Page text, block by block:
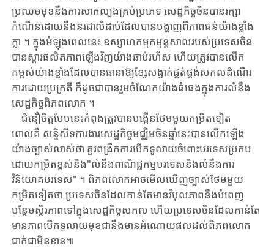
ប្រឈម​មុខ​នឹង​ការសាកល្បង​គ្រប់ប្រភេទ ​សេដ្ឋកិច្ច​ចិន​បាន​រក្សា​
កំណើន​ដោយ​នឹងនរ​ជាលំដាប់​ដែល​បាន​បង្ហាញ​ពី​ភាពធន់យ៉ាងខ្លាំង
ក្លា ​។ ​ក្នុងអំឡុងពេលនេះ ​ឧស្សាហកម្ម​កម្មន្តសាល​របស់​ប្រទេសចិន​
បាន​ស្តារ​ផលិតភាព​ឡើងវិញ​យ៉ាងឆាប់រហ័ស ​ហើយ​ត្រូវ​បាន​លើក
កម្ពស់​យ៉ាងខ្លាំង​ដែល​បាន​ធានាឱ្យខ្សែសង្វាក់ផ្គត់ផ្គង់សកល​ដំណើរ​
ការ​ដោយប្រក្រតី ​ក៏ដូចជា​បានរួមចំណែក​យ៉ាងធំធេង​ក្នុង​ការលំនឹង​
សេដ្ឋកិច្ច​ពិភពលោក ​។
ជំនឿចិត្តបែបនេះកំពុងត្រូវបានបង្កើនថែមមួយ​កម្រិតទៀត​ ​
ពោលគឺ ​សន្និសីទ​ការងារ​សេដ្ឋកិច្ច​មជ្ឈិមចិន​ឆ្នាំនេះ​បានលើកឡើង
យ៉ាងច្បាស់លាស់ថា ​គួរ​ពង្រីក​ការ​បើក​ទូលាយ​ចំពោះបរទេស​ប្រកប
ដោយកម្រិតខ្ពស់​និង​"លំនឹងពាណិជ្ជកម្ម​បរទេស​និង​លំនឹង​ការ
វិនិយោគ​បរទេស" ​។ ​ពិភពលោក​អាចមើល​ឃើញច្បាស់​ថែម​មួយ​
កម្រិត​ទៀតថា ​ប្រទេស​ចិន​ដែល​កាន់តែមានវិបុលភាព​នឹង​បំពេញ
បន្ថែម​ស្ថិរភាព​ទៅក្នុង​សេដ្ឋកិច្ច​សកល ​ហើយ​ប្រទេសចិន​ដែល​កាន់តែ​
មានភាពបើកទូលាយ​មុខជានឹងមានអំណោយផលដល់​ពិភពលោក​
ជាក់​ជា​មិ​ន​ខាន​៕​